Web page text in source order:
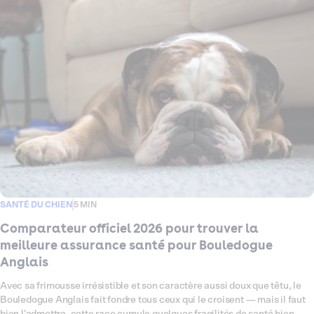
comparateur fait le point en 2026 sur les meilleures assurances santé
pour Caniche, pour vous aider à choisir, sereinement et en toute clarté,
la formule qui lui correspond vraiment.
SANTÉ DU CHIEN 5 MIN
Comparateur officiel 2026 pour trouver la
meilleure assurance santé pour Bouledogue
Anglais
Avec sa frimousse irrésistible et son caractère aussi doux que têtu, le
Bouledogue Anglais fait fondre tous ceux qui le croisent — mais il faut